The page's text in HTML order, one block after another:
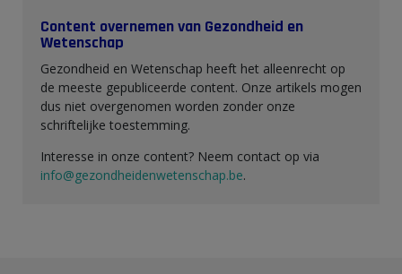
Content overnemen van Gezondheid en
Wetenschap
Gezondheid en Wetenschap heeft het alleenrecht op
de meeste gepubliceerde content. Onze artikels mogen
dus niet overgenomen worden zonder onze
schriftelijke toestemming.
Interesse in onze content? Neem contact op via
info@gezondheidenwetenschap.be.